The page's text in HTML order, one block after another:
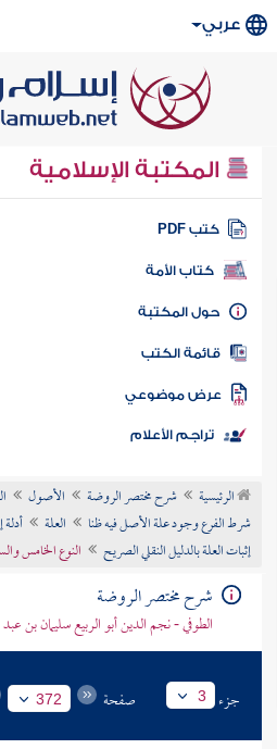
عربي
المكتبة الإسلامية
كتب PDF
كتاب الأمة
المكتبة
الكتب
موضوعي
تراجم الأعلام
الرئيسية شرح مختصر الروضة الأصول
شرط الفرع وجود علة الأصل فيه ظنا
العلة
إثبات العلة بالدليل النقلي الصريح
النوع الخامس
شرح مختصر الروضة
الطوفي - نجم الدين أبو الربيع سليمان بن
جزء 3 صفحة 372